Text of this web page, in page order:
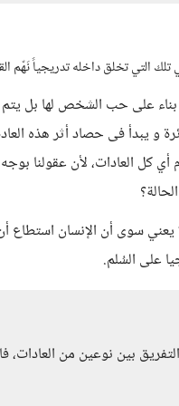
التي تخلق داخله تدريجياً نَهّم
بناء على حب الشخص لها بل
و يبدأ فى حصاد أثر هذه
أي كل العادات، لأن عقولنا
سوى أن الإنسان استطاع
على السُلم.
بين نوعين من العادات،